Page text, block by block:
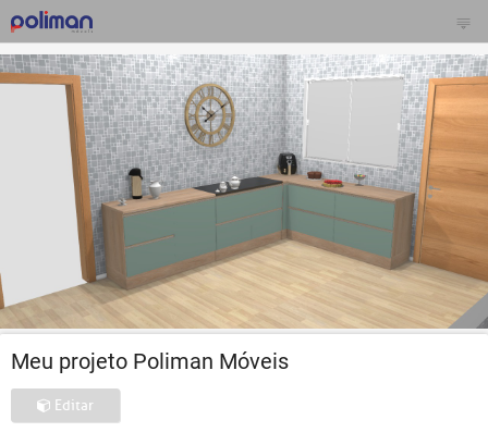
Meu projeto Poliman Móveis
Editar